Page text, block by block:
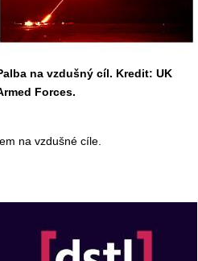
na vzdušný cíl. Kredit: UK
Forces.
na vzdušné cíle.